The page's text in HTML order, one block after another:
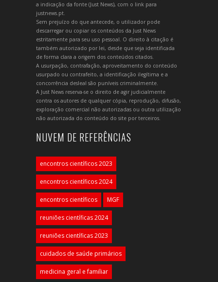
a indicação da fonte (Just News), com o link para
justnews.pt.
Sem prejuízo do que antecede, o utilizador pode
descarregar ou copiar os conteúdos da Just News
estritamente para seu uso pessoal. O direito à citação é
também autorizado por lei, desde que seja identificada
de forma clara a origem dos conteúdos citados.
A usurpação, contrafação, aproveitamento do conteúdo
usurpado ou contrafeito, a identificação ilegítima e a
concorrência desleal são puníveis criminalmente.
A Just News reserva-se o direito de agir judicialmente
contra os autores de qualquer cópia, reprodução, difusão,
exploração comercial não autorizadas ou outra utilização
não autorizada do conteúdo do site por terceiros.
NUVEM DE REFERÊNCIAS
encontros científicos 2023
encontros científicos 2024
encontros científicos MGF
reuniões científicas 2024
reuniões científicas 2023
cuidados de saúde primários
medicina geral e familiar